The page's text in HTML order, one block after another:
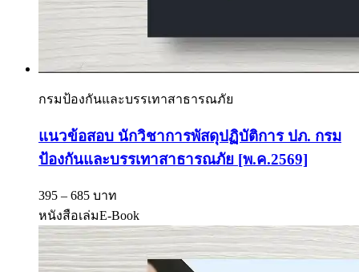
กรมป้องกันและบรรเทาสาธารณภัย
แนวข้อสอบ นักวิชาการพัสดุปฏิบัติการ ปภ. กรม
ป้องกันและบรรเทาสาธารณภัย [พ.ค.2569]
395 – 685 บาท
หนังสือเล่มE-Book